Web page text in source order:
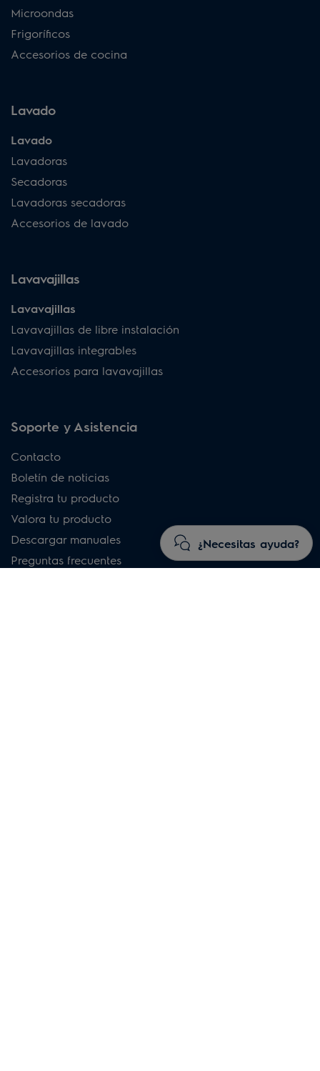
¿Necesitas ayuda?
Microondas
Frigoríficos
Accesorios de cocina
Lavado
Lavado
Lavadoras
Secadoras
Lavadoras secadoras
Accesorios de lavado
Lavavajillas
Lavavajillas
Lavavajillas de libre instalación
Lavavajillas integrables
Accesorios para lavavajillas
Soporte y Asistencia
Contacto
Boletín de noticias
Registra tu producto
Valora tu producto
Descargar manuales
Preguntas frecuentes